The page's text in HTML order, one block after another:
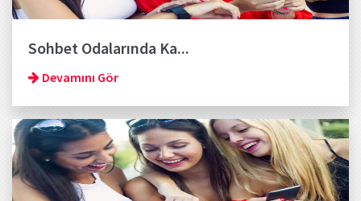
Sohbet Odalarında Ka...
Devamını Gör